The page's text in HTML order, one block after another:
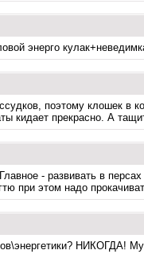
энерго
поэтому клошек в
кидает прекрасно. А
- развивать в
при этом надо
НИКОГДА!